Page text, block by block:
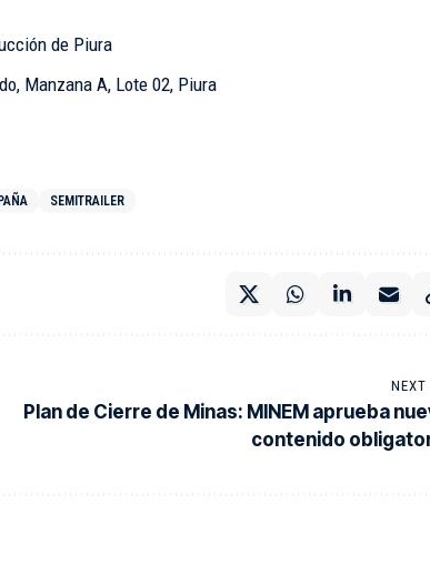
de Piura
Manzana A, Lote 02, Piura
SEMITRAILER
Plan de Cierre de Minas: MINEM aprueba
contenido